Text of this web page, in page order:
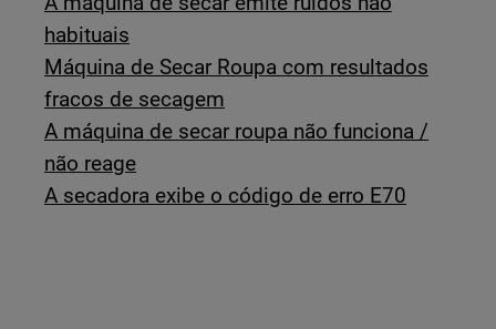
habituais
Máquina de Secar Roupa com resultados
fracos de secagem
A máquina de secar roupa não funciona /
não reage
A secadora exibe o código de erro E70